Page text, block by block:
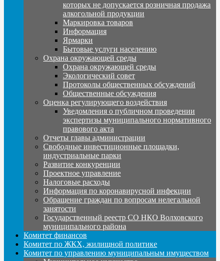
которых не допускается розничная продажа
алкогольной продукции
Маркировка товаров
Информация
Ярмарки
Бытовые услуги населению
Охрана окружающей среды
Охрана окружающей среды
Экологический совет
Протоколы общественных обсуждений
Общественные обсуждения
Оценка регулирующего воздействия
Уведомления о публичном проведении
экспертизы муниципального нормативного
правового акта
Отчеты главы администрации
Свободные инвестиционные площадки,
индустриальные парки
Развитие конкуренции
Проектное управление
Налоговые расходы
Информация по коронавирусной инфекции
Обращение граждан по вопросам нелегальной
занятости
Государственный реестр СО НКО Волховского
муниципального района
Комитет финансов
Комитет по ЖКХ, жилищной политике
Комитет по управлению муниципальным имуществом